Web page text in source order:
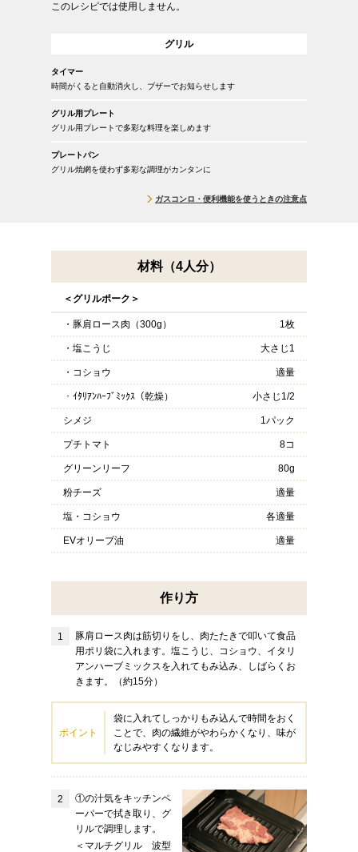
このレシピでは使用しません。
グリル
タイマー
時間がくると自動消火し、ブザーでお知らせします
グリル用プレート
グリル用プレートで多彩な料理を楽しめます
プレートパン
グリル焼網を使わず多彩な調理がカンタンに
ガスコンロ・便利機能を使うときの注意点
材料（4人分）
＜グリルポーク＞
・豚肩ロース肉（300g） 1枚
・塩こうじ 大さじ1
・コショウ 適量
・ｲﾀﾘｱﾝﾊｰﾌﾞﾐｯｸｽ（乾燥） 小さじ1/2
シメジ 1パック
プチトマト 8コ
グリーンリーフ 80g
粉チーズ 適量
塩・コショウ 各適量
EVオリーブ油 適量
作り方
豚肩ロース肉は筋切りをし、肉たたきで叩いて食品
用ポリ袋に入れます。塩こうじ、コショウ、イタリ
アンハーブミックスを入れてもみ込み、しばらくお
きます。（約15分）
ポイント
袋に入れてしっかりもみ込んで時間をおく
ことで、肉の繊維がやわらかくなり、味が
なじみやすくなります。
①の汁気をキッチンペ
ーパーで拭き取り、グ
リルで調理します。
＜マルチグリル 波型